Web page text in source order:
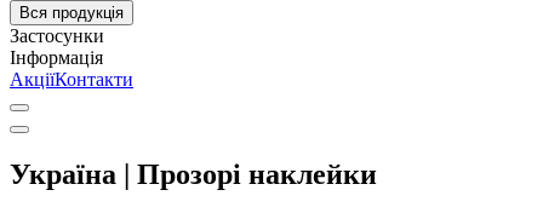
Вся продукція
Застосунки
Інформація
АкціїКонтакти
Україна | Прозорі наклейки